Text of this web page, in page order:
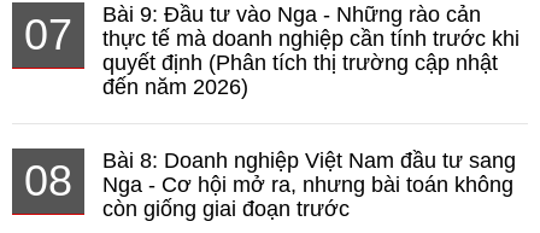
07
Bài 9: Đầu tư vào Nga - Những rào cản
thực tế mà doanh nghiệp cần tính trước khi
quyết định (Phân tích thị trường cập nhật
đến năm 2026)
08
Bài 8: Doanh nghiệp Việt Nam đầu tư sang
Nga - Cơ hội mở ra, nhưng bài toán không
còn giống giai đoạn trước